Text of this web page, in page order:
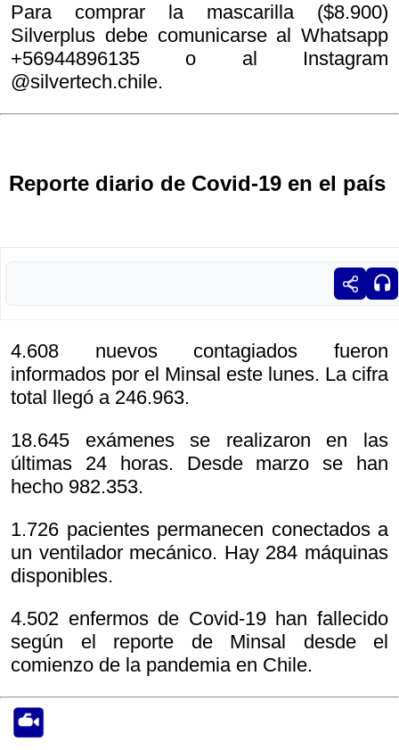
Para comprar la mascarilla ($8.900)
Silverplus debe comunicarse al Whatsapp
+56944896135 o al Instagram
@silvertech.chile.
Reporte diario de Covid-19 en el país
4.608 nuevos contagiados fueron
informados por el Minsal este lunes. La cifra
total llegó a 246.963.
18.645 exámenes se realizaron en las
últimas 24 horas. Desde marzo se han
hecho 982.353.
1.726 pacientes permanecen conectados a
un ventilador mecánico. Hay 284 máquinas
disponibles.
4.502 enfermos de Covid-19 han fallecido
según el reporte de Minsal desde el
comienzo de la pandemia en Chile.